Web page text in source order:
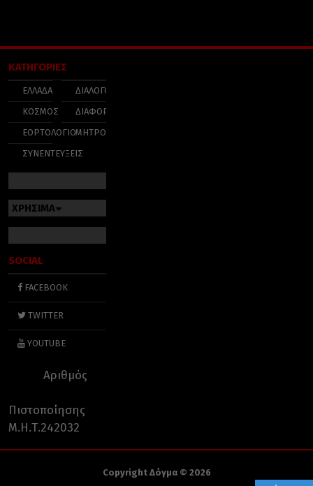
ΚΑΤΗΓΟΡΙΕΣ
ΕΛΛΑΔΑ
ΚΟΣΜΟΣ
ΕΟΡΤΟΛΟΓΙΟ
ΣΥΝΕΝΤΕΥΞΕΙΣ
ΔΙΑΛΟΓΟΣ
ΔΙΑΦΟΡΑ
ΜΗΤΡΟΠΟΛΕΙΣ
ΧΡΗΣΙΜΑ
SOCIAL
FACEBOOK
TWITTER
YOUTUBE
Αριθμός
Πιστοποίησης
Μ.Η.Τ.242032
Copyright Δόγμα © 2026